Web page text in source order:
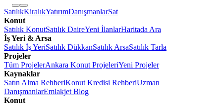
SatılıkKiralıkYatırımDanışmanlarSat
Konut
Satılık KonutSatılık DaireYeni İlanlarHaritada Ara
İş Yeri & Arsa
Satılık İş YeriSatılık DükkanSatılık ArsaSatılık Tarla
Projeler
Tüm ProjelerAnkara Konut ProjeleriYeni Projeler
Kaynaklar
Satın Alma RehberiKonut Kredisi RehberiUzman
DanışmanlarEmlakjet Blog
Konut